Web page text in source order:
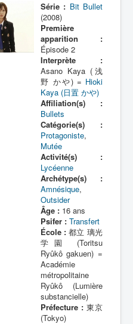
Série : Bit Bullet
(2008)
Première
apparition :
Épisode 2
Interprète :
Asano Kaya (浅
野 かや) = Hioki
Kaya (日置 かや)
Affiliation(s) :
Bullets
Catégorie(s) :
Protagoniste,
Mutée
Activité(s) :
Lycéenne
Archétype(s) :
Amnésique,
Outsider
Âge :16 ans
Psifer : Transfert
École : 都立 璃光
学園 (Toritsu
Ryûkô gakuen) =
Académie
métropolitaine
Ryûkô (Lumière
substancielle)
Préfecture :東京
(Tokyo)